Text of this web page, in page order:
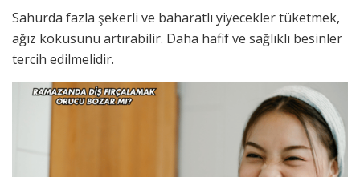
Sahurda fazla şekerli ve baharatlı yiyecekler tüketmek,
ağız kokusunu artırabilir. Daha hafif ve sağlıklı besinler
tercih edilmelidir.